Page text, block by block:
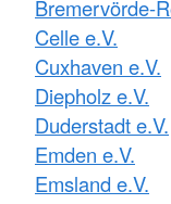
Bremervörde-
Celle e.V.
Cuxhaven e.V.
Diepholz e.V.
Duderstadt e.V.
Emden e.V.
Emsland e.V.